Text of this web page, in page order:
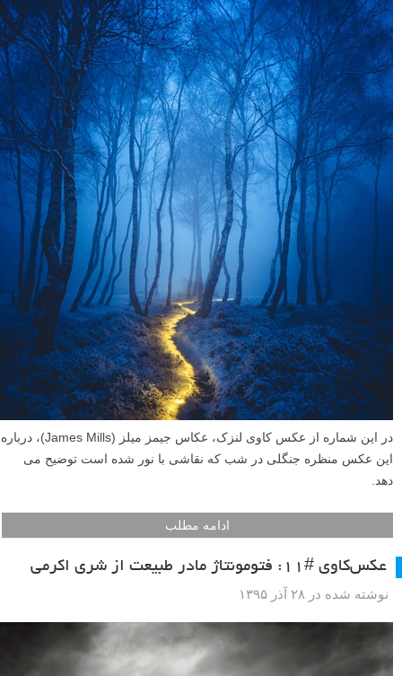
در این شماره از عکس کاوی لنزک، عکاس جیمز میلز (James Mills)، درباره
این عکس منظره جنگلی در شب که نقاشی با نور شده است توضیح می
دهد.
ادامه مطلب
عکس‌کاوی #۱۱: فتومونتاژ مادر طبیعت از شری اکرمی
نوشته شده در ۲۸ آذر ۱۳۹۵